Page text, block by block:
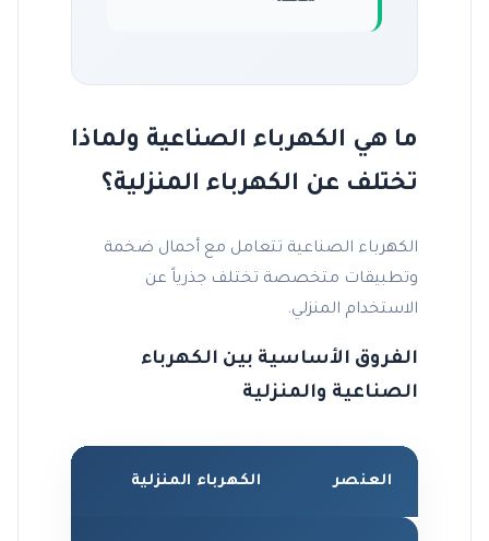
ما هي الكهرباء الصناعية ولماذا
تختلف عن الكهرباء المنزلية؟
الكهرباء الصناعية تتعامل مع أحمال ضخمة
وتطبيقات متخصصة تختلف جذرياً عن
الاستخدام المنزلي.
الفروق الأساسية بين الكهرباء
الصناعية والمنزلية
العنصر الكهرباء المنزلية